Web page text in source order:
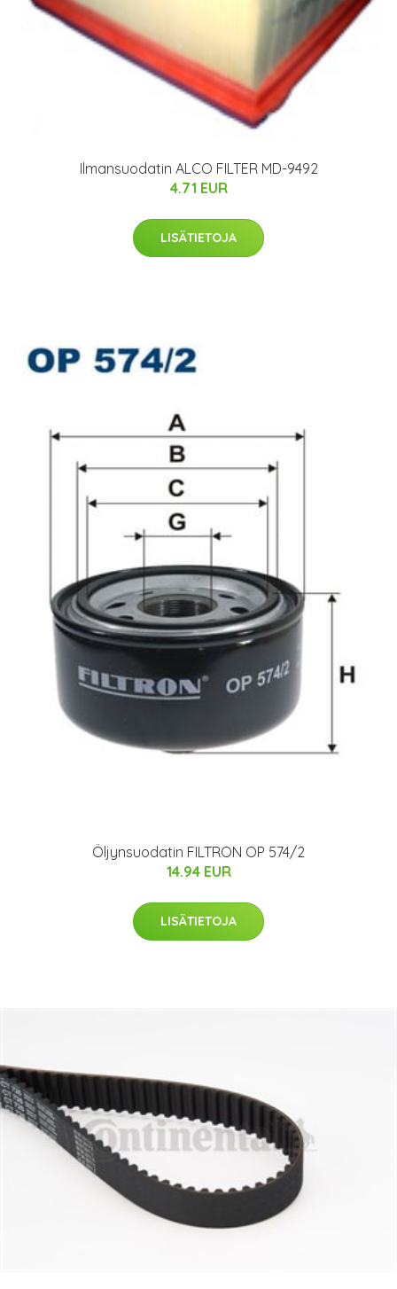
Ilmansuodatin ALCO FILTER MD-9492
4.71 EUR
LISÄTIETOJA
Öljynsuodatin FILTRON OP 574/2
14.94 EUR
LISÄTIETOJA